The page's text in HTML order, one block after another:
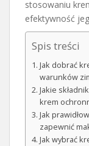
stosowaniu
efektywność
Spis treści
Jak dobrać
warunków
Jakie
krem
Jak
zapewnić
Jak wybrać